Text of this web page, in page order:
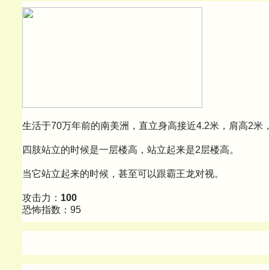
生活于70万年前的南美洲，直立身高接近4.2米，肩高2米
四肢站立的时候是一层楼高，站立起来是2层楼高。
当它站立起来的时候，甚至可以跟霸王龙对视。
攻击力： 100
恐怖指数：95